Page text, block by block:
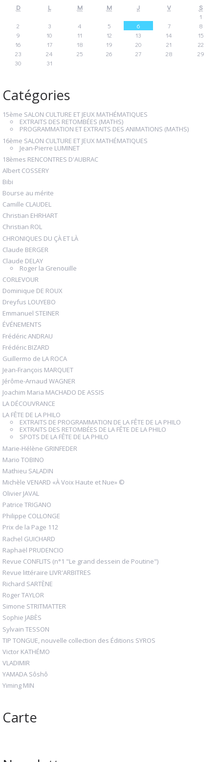
D L M M J V
S
1
2
3 4 5 6 7
8
9
10 11 12 13 14
15
16
17 18 19 20 21
22
23
24 25 26 27 28
29
30
31
Catégories
15ème SALON CULTURE ET JEUX MATHÉMATIQUES
EXTRAITS DES RETOMBÉES (MATHS)
PROGRAMMATION ET EXTRAITS DES ANIMATIONS (MATHS)
16ème SALON CULTURE ET JEUX MATHÉMATIQUES
Jean-Pierre LUMINET
18èmes RENCONTRES D'AUBRAC
Albert COSSERY
Bibi
Bourse au mérite
Camille CLAUDEL
Christian EHRHART
Christian ROL
CHRONIQUES DU ÇÀ ET LÀ
Claude BERGER
Claude DELAY
Roger la Grenouille
CORLEVOUR
Dominique DE ROUX
Dreyfus LOUYEBO
Emmanuel STEINER
ÉVÉNEMENTS
Frédéric ANDRAU
Frédéric BIZARD
Guillermo de LA ROCA
Jean-François MARQUET
Jérôme-Arnaud WAGNER
Joachim Maria MACHADO DE ASSIS
LA DÉCOUVRANCE
LA FÊTE DE LA PHILO
EXTRAITS DE PROGRAMMATION DE LA FÊTE DE LA PHILO
EXTRAITS DES RETOMBÉES DE LA FÊTE DE LA PHILO
SPOTS DE LA FÊTE DE LA PHILO
Marie-Hélène GRINFEDER
Mario TOBINO
Mathieu SALADIN
Michèle VENARD «À Voix Haute et Nue» ©
Olivier JAVAL
Patrice TRIGANO
Philippe COLLONGE
Prix de la Page 112
Rachel GUICHARD
Raphaël PRUDENCIO
Revue CONFLITS (n°1 "Le grand dessein de Poutine")
Revue littéraire LIVR'ARBITRES
Richard SARTÈNE
Roger TAYLOR
Simone STRITMATTER
Sophie JABÈS
Sylvain TESSON
TIP TONGUE, nouvelle collection des Éditions SYROS
Victor KATHÉMO
VLADIMIR
YAMADA Sôshô
Yiming MIN
Carte